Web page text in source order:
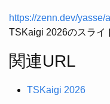
https://zenn.dev/
TSKaigi 2026のスライ
関連URL
TSKaigi 2026